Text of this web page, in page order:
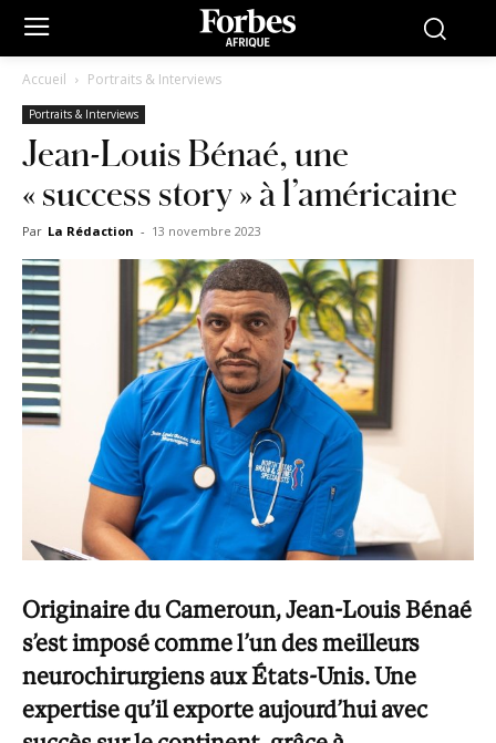
Accueil Portraits & Interviews
Portraits & Interviews
Jean-Louis Bénaé, une
« success story » à l’américaine
Par La Rédaction - 13 novembre 2023
Originaire du Cameroun, Jean-Louis Bénaé
s’est imposé comme l’un des meilleurs
neurochirurgiens aux États-Unis. Une
expertise qu’il exporte aujourd’hui avec